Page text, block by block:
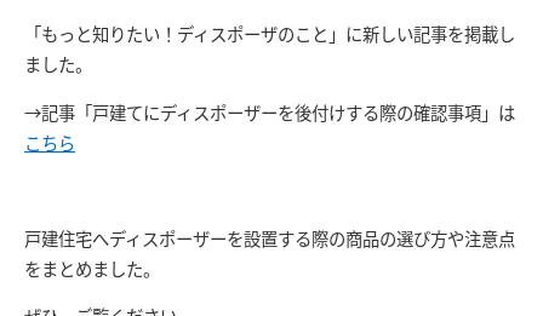
「もっと知りたい！ディスポーザのこと」に新しい記事を掲載し
ました。
→記事「戸建てにディスポーザーを後付けする際の確認事項」は
こちら
戸建住宅へディスポーザーを設置する際の商品の選び方や注意点
をまとめました。